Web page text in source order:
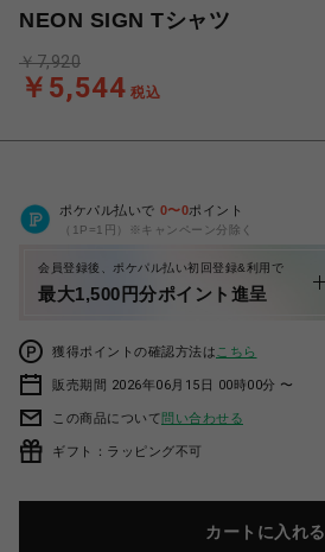
NEON SIGN Tシャツ
￥5,544 税込
￥7,920
ポケパル払いで 0〜0ポイント
（1P=1円）※キャンペーン分除く
会員登録後、ポケパル払い初回登録&利用で
最大1,500円分ポイント進呈
獲得ポイントの確認方法は こちら
販売期間 2026年06月15日 00時00分 〜
この商品について問い合わせる
ギフト：ラッピング不可
カートに入れる